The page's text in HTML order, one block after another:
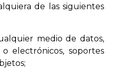
de las siguientes
medio de datos,
electrónicos, soportes